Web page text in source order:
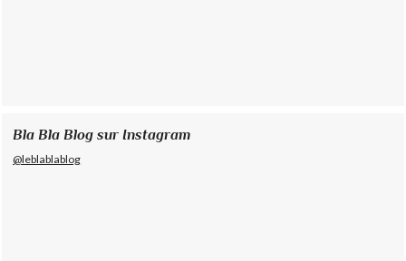
Bla Bla Blog sur Instagram
@leblablablog